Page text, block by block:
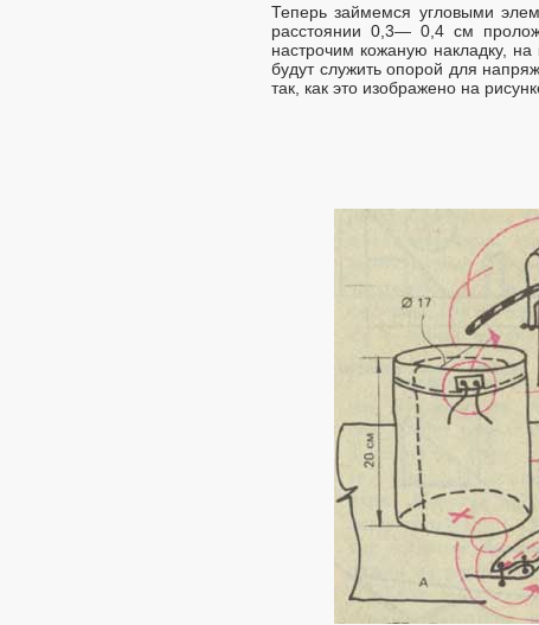
Теперь займемся угловыми
расстоянии 0,3— 0,4 см
настрочим кожаную накладку,
будут служить опорой для
так, как это изображено на